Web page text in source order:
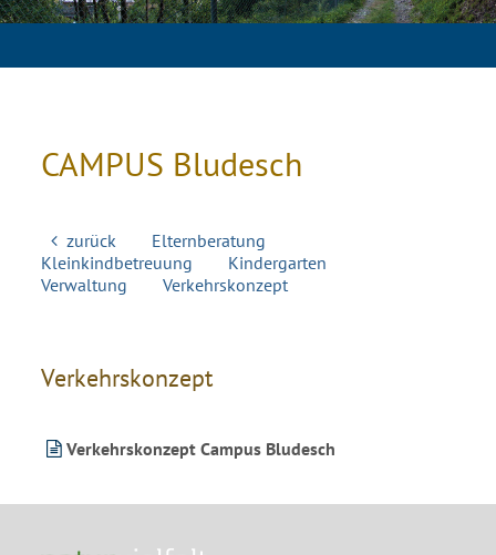
Previous Next
CAMPUS Bludesch
zurück
Elternberatung
Kleinkindbetreuung
Kindergarten
Verwaltung
Verkehrskonzept
Verkehrskonzept
Verkehrskonzept Campus Bludesch